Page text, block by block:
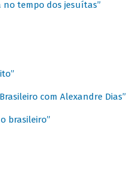
no tempo dos jesuítas”
com Alexandre Dias”
brasileiro”